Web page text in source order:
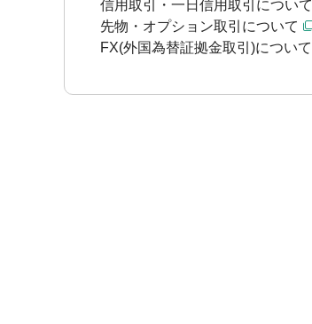
信用取引・一日信用取引について
先物・オプション取引について
FX(外国為替証拠金取引)について